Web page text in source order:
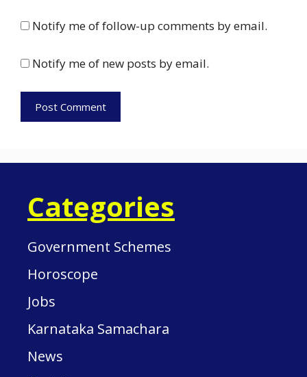
Notify me of follow-up comments by email.
Notify me of new posts by email.
Categories
Government Schemes
Horoscope
Jobs
Karnataka Samachara
News